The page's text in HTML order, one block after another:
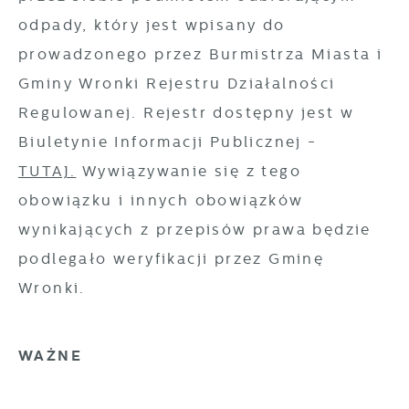
odpady, który jest wpisany do
prowadzonego przez Burmistrza Miasta i
Gminy Wronki Rejestru Działalności
Regulowanej. Rejestr dostępny jest w
Biuletynie Informacji Publicznej -
TUTAJ. Wywiązywanie się z tego
obowiązku i innych obowiązków
wynikających z przepisów prawa będzie
podlegało weryfikacji przez Gminę
Wronki.
WAŻNE
lub firm będących naszymi partnerami oraz
innych dostawców usług. Firmy te działają w
charakterze pośredników prezentujących nasze
treści w postaci wiadomości, ofert,
komunikatów mediów społecznościowych.